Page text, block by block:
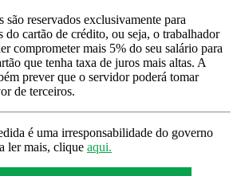
são reservados exclusivamente para
do cartão de crédito, ou seja, o trabalhador
comprometer mais 5% do seu salário para
que tenha taxa de juros mais altas. A
prever que o servidor poderá tomar
de terceiros.
é uma irresponsabilidade do governo
ler mais, clique aqui.